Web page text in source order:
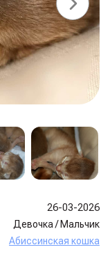
26-03-2026
Девочка / Мальчик
Абиссинская кошка